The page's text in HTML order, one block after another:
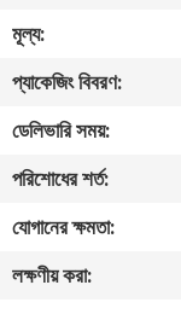
নিয়ন্ত্রণ
আমাদের
সাথে
যোগাযোগ
খবর
মূল্য:
প্যাকেজিং বিবরণ:
ডেলিভারি সময়:
পরিশোধের শর্ত:
যোগানের ক্ষমতা:
লক্ষণীয় করা: